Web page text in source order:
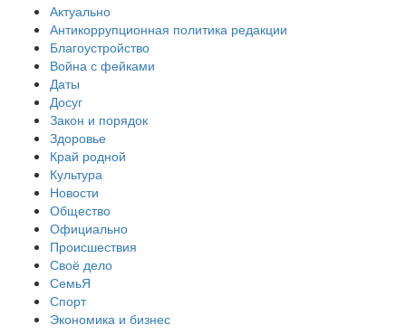
Актуально
Антикоррупционная политика редакции
Благоустройство
Война с фейками
Даты
Досуг
Закон и порядок
Здоровье
Край родной
Культура
Новости
Общество
Официально
Происшествия
Своё дело
СемьЯ
Спорт
Экономика и бизнес